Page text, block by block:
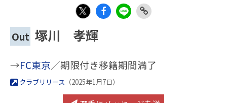
X
eb
k
Out 塚川 孝輝
→FC東京／期限付き移籍期間満了
クラブリリース （2025年1月7日）